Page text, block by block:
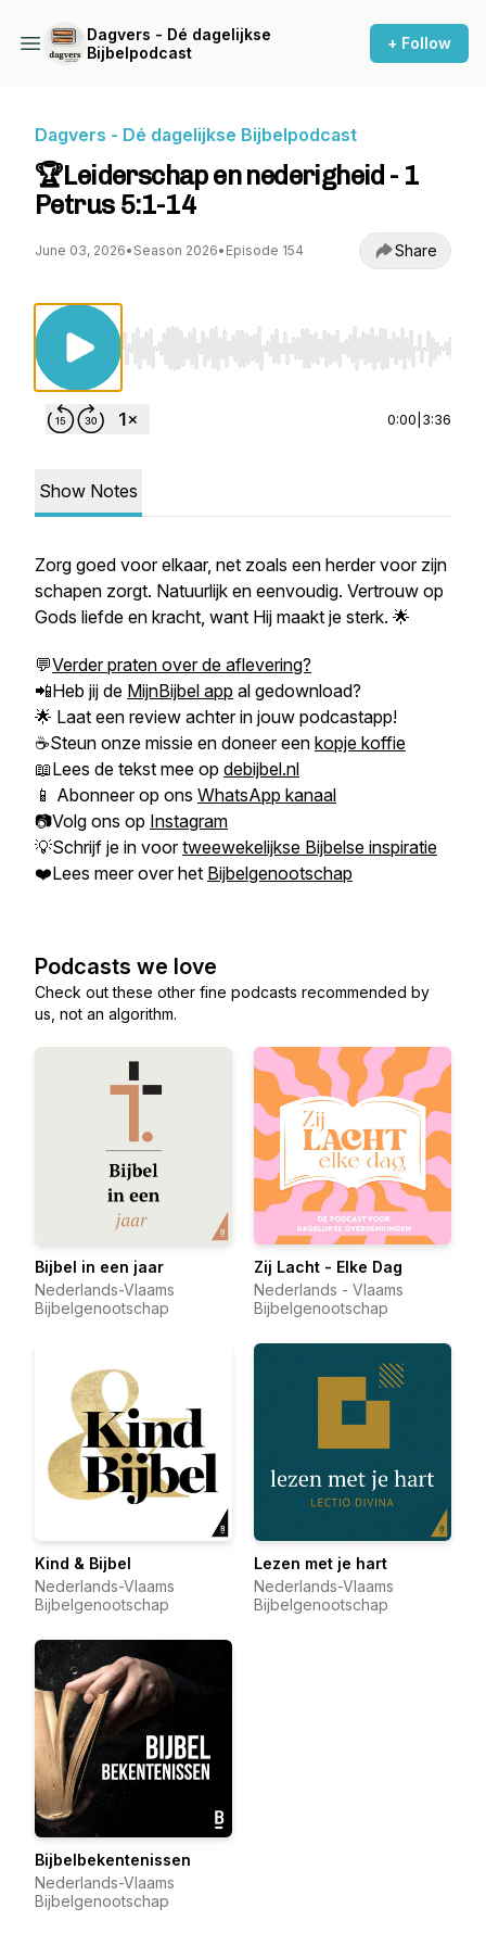
Dagvers - Dé dagelijkse
Bijbelpodcast
+ Follow
Dagvers - Dé dagelijkse Bijbelpodcast
🏆Leiderschap en nederigheid - 1
Petrus 5:1-14
June 03, 2026• Season 2026• Episode 154 Share
Use Left/Right to seek, Home/End to jump to
0:00 3:36
Show Notes
Zorg goed voor elkaar, net zoals een herder voor zijn
schapen zorgt. Natuurlijk en eenvoudig. Vertrouw op
Gods liefde en kracht, want Hij maakt je sterk. 🌟
💬Verder praten over de aflevering?
📲Heb jij de MijnBijbel app al gedownload?
🌟 Laat een review achter in jouw podcastapp!
☕Steun onze missie en doneer een kopje koffie
📖Lees de tekst mee op debijbel.nl
📱 Abonneer op ons WhatsApp kanaal
📷Volg ons op Instagram
💡Schrijf je in voortweewekelijkse Bijbelse inspiratie
❤️Lees meer over het Bijbelgenootschap
Podcasts we love
Check out these other fine podcasts recommended by
us, not an algorithm.
Bijbel in een jaar
Nederlands-Vlaams
Bijbelgenootschap
Zij Lacht - Elke Dag
Nederlands - Vlaams
Bijbelgenootschap
Kind & Bijbel
Nederlands-Vlaams
Bijbelgenootschap
Lezen met je hart
Nederlands-Vlaams
Bijbelgenootschap
Bijbelbekentenissen
Nederlands-Vlaams
Bijbelgenootschap